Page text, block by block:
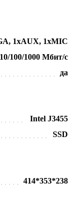
1хAUX, 1хMIC
100/1000 Мбит/с
да
Intel J3455
SSD
414*353*238